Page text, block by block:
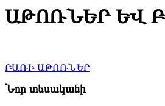
ԱԹՈՌՆԵՐ ԵՎ
ԲԱՌԻ ԱԹՈՌՆԵՐ
Նոր տեսականի